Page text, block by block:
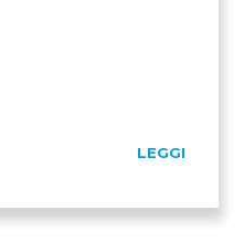
LEGGI